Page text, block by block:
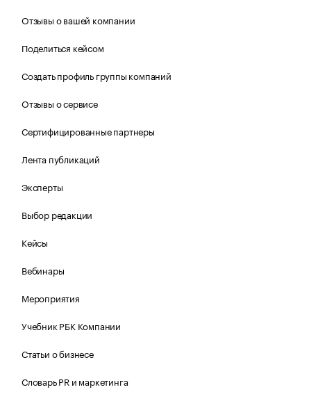
Отзывы о вашей компании
Поделиться кейсом
Создать профиль группы компаний
Отзывы о сервисе
Сертифицированные партнеры
Лента публикаций
Эксперты
Выбор редакции
Кейсы
Вебинары
Мероприятия
Учебник РБК Компании
Статьи о бизнесе
Словарь PR и маркетинга